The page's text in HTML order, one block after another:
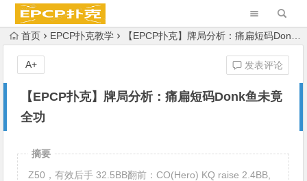
首页 EPCP扑克教学 【EPCP扑克】牌局分析：痛扁短码Donk鱼未竟全功
【EPCP扑克】牌局分析：痛扁短码Donk鱼未竟
全功
发表评论
A+
摘要
Z50，有效后手 32.5BB翻前：CO(Hero) KQ raise 2.4BB,